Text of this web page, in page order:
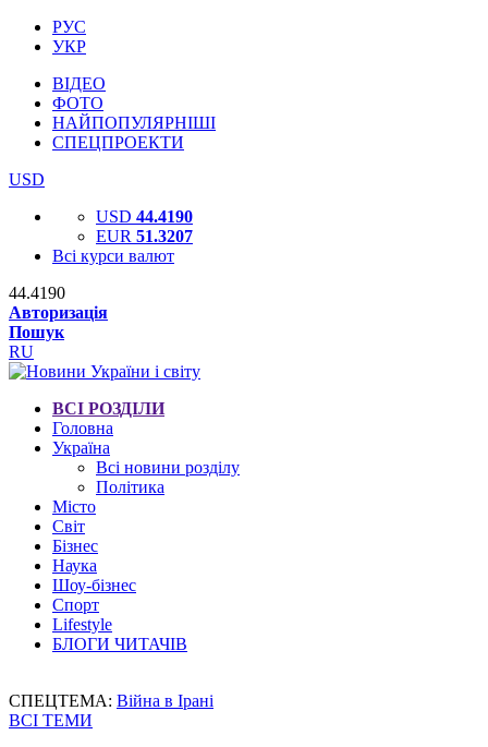
РУС
УКР
ВІДЕО
ФОТО
НАЙПОПУЛЯРНІШІ
СПЕЦПРОЕКТИ
USD
USD 44.4190
EUR 51.3207
Всі курси валют
44.4190
Авторизація
Пошук
RU
ВСІ РОЗДІЛИ
Головна
Україна
Всі новини розділу
Політика
Місто
Світ
Бізнес
Наука
Шоу-бізнес
Спорт
Lifestyle
БЛОГИ ЧИТАЧІВ
СПЕЦТЕМА: Війна в Ірані
ВСІ ТЕМИ